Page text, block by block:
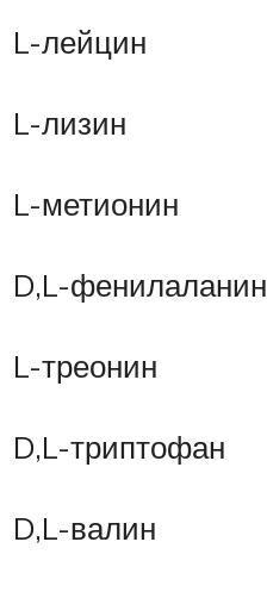
L-лейцин
L-лизин
L-метионин
D,L-фенилаланин
L-треонин
D,L-триптофан
D,L-валин